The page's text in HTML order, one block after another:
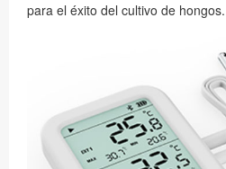
para el éxito del cultivo de hongos.